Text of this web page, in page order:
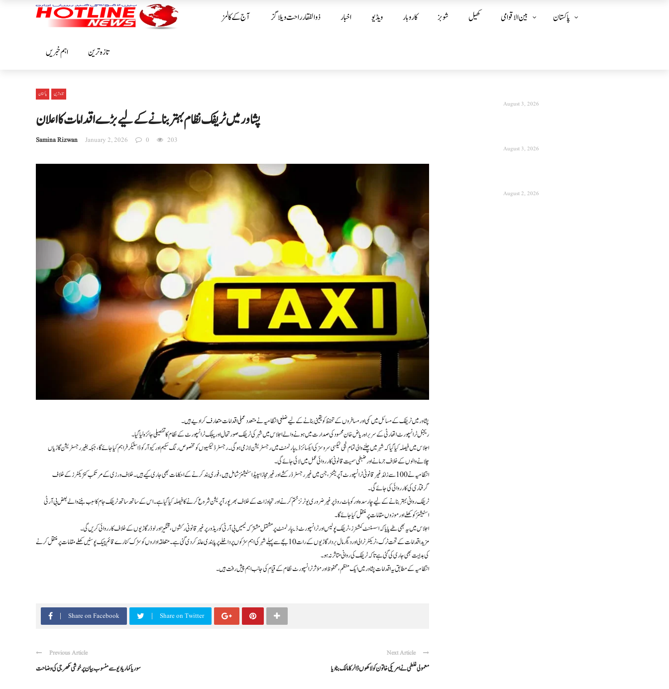
آج کے کالمز ذوالفقار راحت ویلاگز اخبار ویڈیو کاروبار شوبز کھیل بین الا قوامی پاکستان
اہم خبریں تازہ ترین
پاکستان تازہ ترین
پشاور میں ٹریفک نظام بہتر بنانے کے لیے بڑے اقدامات کا اعلان
Samina Rizwan January 2, 2026 0 203
پشاور میں ٹریفک کے مسائل میں کمی اور مسافروں کے تحفظ کو یقینی بنانے کے لیے ضلعی انتظامیہ نے متعدد عملی اقدامات متعارف کرا دیے ہیں۔
ریجنل ٹرانسپورٹ اتھارٹی کے سربراہ ریاض خان محسود کی صدارت میں ہونے والے اجلاس میں شہر کی ٹریفک صورتحال اور پبلک ٹرانسپورٹ کے نظام کا تفصیلی جائزہ لیا گیا۔
اجلاس میں فیصلہ کیا گیا کہ شہر میں چلنے والی تمام نجی ٹیکسی سروسز کی ایکسائز ڈیپارٹمنٹ میں رجسٹریشن لازمی ہوگی۔ رجسٹرڈ ٹیکسیوں کو مخصوص رنگ سکیم اور کیو آر کوڈ اسٹیکر فراہم کیا جائے گا، جبکہ بغیر رجسٹریشن گاڑیاں
چلانے والوں کے خلاف جرمانے اور ضبطی سمیت قانونی کارروائی عمل میں لائی جائے گی۔
انتظامیہ نے 100 سے زائد غیر قانونی ٹرانسپورٹ آپریشنز، جن میں غیر رجسٹرڈ رکشے اور غیر مجاز اسپیڈ اسٹیشنز شامل ہیں، فوری بند کرنے کے احکامات بھی جاری کیے ہیں۔ خلاف ورزی کے مرتکب کنٹریکٹرز کے خلاف
گرفتاری کی کارروائی کی جائے گی۔
ٹریفک روانی بہتر بنانے کے لیے چار سدہ اور کوہاٹ روڈ پر غیر ضروری یوٹرنز ختم کرنے اور تجاوزات کے خلاف بھرپور آپریشن شروع کرنے کا فیصلہ کیا گیا ہے۔ اس کے ساتھ ساتھ ٹریفک جام کا سبب بننے والے بعض بی آر ٹی
اسٹیشنز کو کھلے اور موزوں مقامات پر منتقل کیا جائے گا۔
اجلاس میں یہ بھی طے پایا کہ اسسٹنٹ کمشنرز، ٹریفک پولیس اور ٹرانسپورٹ ڈیپارٹمنٹ پر مشتمل مشترکہ ٹیمیں بی آر ٹی کوریڈور پر غیر قانونی رکشوں، قنگیز اور لوڈر گاڑیوں کے خلاف کارروائی کریں گی۔
مزید اقدامات کے تحت ٹرک، ٹریکٹر ٹرالی اور دیگر مال بردار گاڑیوں کے رات 10 بجے سے پہلے شہر کی اہم سڑکوں پر داخلے پر پابندی عائد کر دی گئی ہے۔ متعلقہ اداروں کو سڑک کنارے قائم چیک پوسٹیں کھلے مقامات پر منتقل کرنے
کی ہدایت بھی جاری کی گئی ہے تاکہ ٹریفک کی روانی متاثر نہ ہو۔
انتظامیہ کے مطابق یہ اقدامات پشاور میں ایک منظم، محفوظ اور مؤثر ٹرانسپورٹ نظام کے قیام کی جانب اہم پیش رفت ہیں۔
Share on Facebook Share on Twitter
Previous Article
سوریا کمار یادیو سے منسوب بیان پر خوشی مکھرجی کی وضاحت
Next Article
معمولی غلطی نے امریکی خاتون کو لاکھوں ڈالر کا مالک بنا دیا
August 3, 2026
August 3, 2026
August 2, 2026